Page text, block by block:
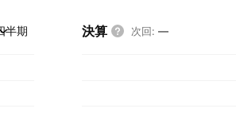
半期 決算 次回: —